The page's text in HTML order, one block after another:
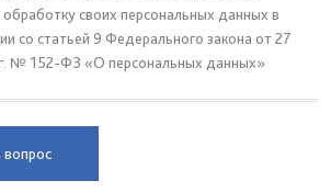
обработку своих персональных данных в
со статьей 9 Федерального закона от 27
№ 152-ФЗ «О персональных данных»